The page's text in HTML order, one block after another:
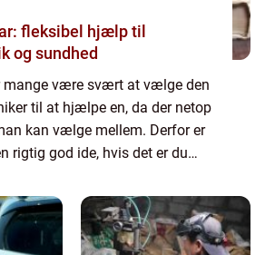
fleksibel hjælp til
og sundhed
mange være svært at vælge den
til at hjælpe en, da der netop
kan vælge mellem. Derfor er
rigtig god ide, hvis det er du